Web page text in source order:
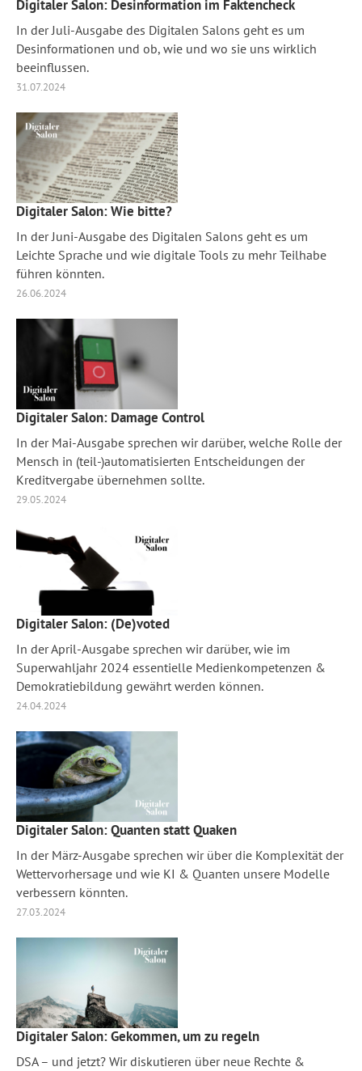
Digitaler Salon: Desinformation im Faktencheck
In der Juli-Ausgabe des Digitalen Salons geht es um
Desinformationen und ob, wie und wo sie uns wirklich
beeinflussen.
31.07.2024
Digitaler Salon: Wie bitte?
In der Juni-Ausgabe des Digitalen Salons geht es um
Leichte Sprache und wie digitale Tools zu mehr Teilhabe
führen könnten.
26.06.2024
Digitaler Salon: Damage Control
In der Mai-Ausgabe sprechen wir darüber, welche Rolle der
Mensch in (teil-)automatisierten Entscheidungen der
Kreditvergabe übernehmen sollte.
29.05.2024
Digitaler Salon: (De)voted
In der April-Ausgabe sprechen wir darüber, wie im
Superwahljahr 2024 essentielle Medienkompetenzen &
Demokratiebildung gewährt werden können.
24.04.2024
Digitaler Salon: Quanten statt Quaken
In der März-Ausgabe sprechen wir über die Komplexität der
Wettervorhersage und wie KI & Quanten unsere Modelle
verbessern könnten.
27.03.2024
Digitaler Salon: Gekommen, um zu regeln
DSA – und jetzt? Wir diskutieren über neue Rechte &